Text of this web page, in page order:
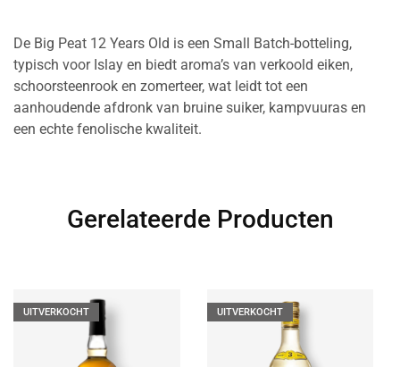
De Big Peat 12 Years Old is een Small Batch-botteling,
typisch voor Islay en biedt aroma’s van verkoold eiken,
schoorsteenrook en zomerteer, wat leidt tot een
aanhoudende afdronk van bruine suiker, kampvuuras en
een echte fenolische kwaliteit.
Gerelateerde Producten
UITVERKOCHT UITVERKOCHT